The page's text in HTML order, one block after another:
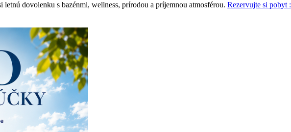
dovolenku s bazénmi, wellness, prírodou a príjemnou atmosférou. Rezervujte si pobyt :